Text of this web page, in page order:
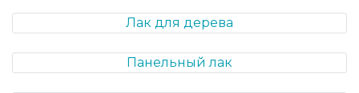
Лак для дерева
Панельный лак